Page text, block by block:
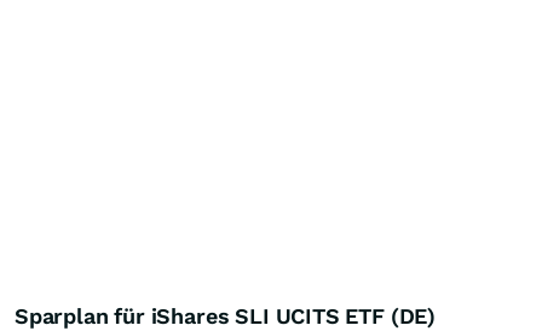
Sparplan für iShares SLI UCITS ETF (DE)